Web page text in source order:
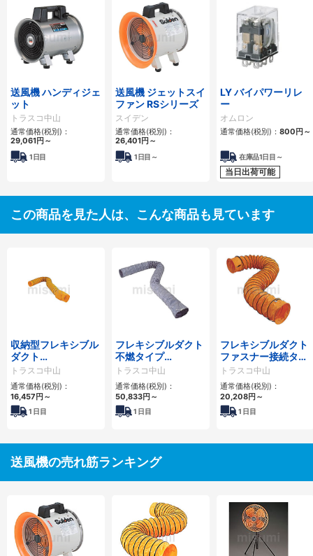
送風機 ハンディジェ
ット
トラスコ中山
通常価格(税別)：
29,061円 ～
1日目
送風機 ジェットスイ
ファン RSシリーズ
スイデン
通常価格(税別)：
26,401円 ～
1日目～
LY バイパワーリレ
ー
オムロン
通常価格(税別)： 800 円 ～
在庫品1日目～
当日出荷可能
この商品を見た人は、こんな商品も見ています
収納型フレキシブル
ダクト
φ230mm×5m～
φ320mm×5m
トラスコ中山
通常価格(税別)：
16,457 円 ～
1 日目
フレキシブルダクト
不燃タイプ
φ200mmX5m・
φ320mmX5m
トラスコ中山
通常価格(税別)：
50,833円 ～
1 日目
フレキシブルダクト
ファスナー接続タイ
プ 長さ：5m
トラスコ中山
通常価格(税別)：
20,208円 ～
1 日目
送風機の売れ筋ランキング